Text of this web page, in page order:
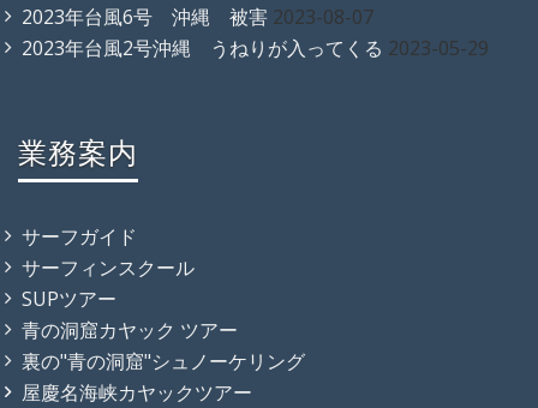
2023年台風6号 沖縄 被害 2023-08-07
2023年台風2号沖縄 うねりが入ってくる 2023-05-29
業務案内
サーフガイド
サーフィンスクール
SUPツアー
青の洞窟カヤック ツアー
裏の"青の洞窟"シュノーケリング
屋慶名海峡カヤックツアー